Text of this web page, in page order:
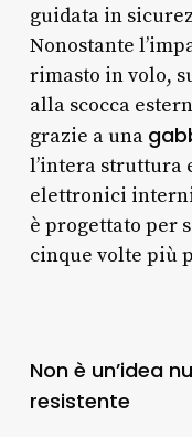
guidata in
Nonostante
rimasto in volo,
alla scocca
grazie a una
l’intera struttura
elettronici
è progettato per
cinque volte più
Non è un’idea
resistente